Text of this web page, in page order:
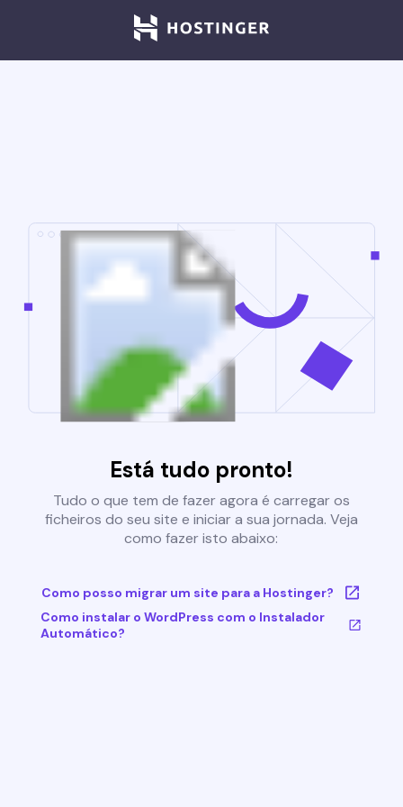
Está tudo pronto!
Tudo o que tem de fazer agora é carregar os
ficheiros do seu site e iniciar a sua jornada. Veja
como fazer isto abaixo:
Como posso migrar um site para a Hostinger?
Como instalar o WordPress com o Instalador
Automático?